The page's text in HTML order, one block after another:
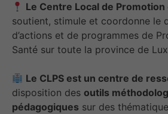
Le Centre Local de Promotion
soutient, stimule et coordonne le
d’actions et de programmes de
Santé sur toute la province de
Le CLPS est un centre de
disposition des outils
pédagogiques sur des